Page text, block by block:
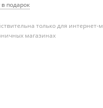
в подарок
только для интернет-
магазинах